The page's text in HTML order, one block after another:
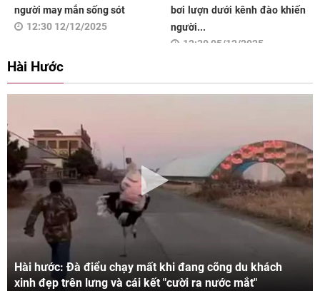
người may mắn sống sót
12:30 12/12/2025
bơi lượn dưới kênh đào khiến
người...
12:30 05/12/2025
Hài Hước
Hài hước: Đà điểu chạy mất khi đang cõng du khách
xinh đẹp trên lưng và cái kết "cười ra nước mắt"